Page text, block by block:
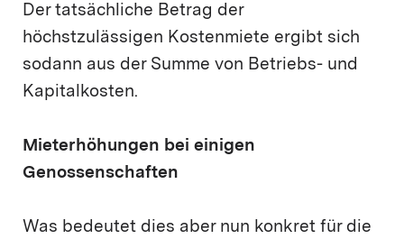
Der tatsächliche Betrag der
höchstzulässigen Kostenmiete ergibt sich
sodann aus der Summe von Betriebs- und
Kapitalkosten.
Mieterhöhungen bei einigen
Genossenschaften
Was bedeutet dies aber nun konkret für die